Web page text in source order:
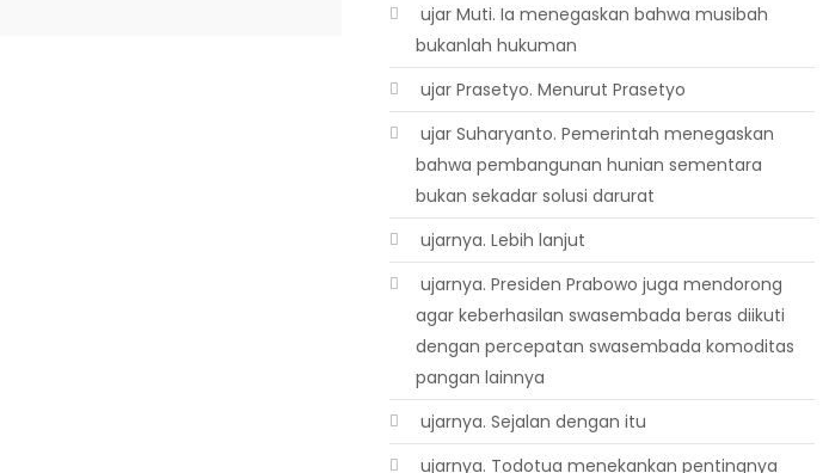
 ujar Muti. Ia menegaskan bahwa musibah
bukanlah hukuman
 ujar Prasetyo. Menurut Prasetyo
 ujar Suharyanto. Pemerintah menegaskan
bahwa pembangunan hunian sementara
bukan sekadar solusi darurat
 ujarnya. Lebih lanjut
 ujarnya. Presiden Prabowo juga mendorong
agar keberhasilan swasembada beras diikuti
dengan percepatan swasembada komoditas
pangan lainnya
 ujarnya. Sejalan dengan itu
 ujarnya. Todotua menekankan pentingnya